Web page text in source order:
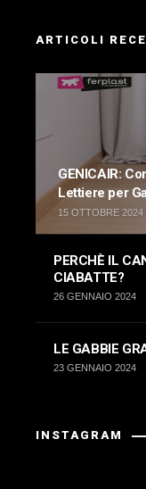
ARTICOLI
GENICAIR:
Lettiere per
15 OTTOBRE 2024
PERCHÈ IL
CIABATTE?
26 GENNAIO 2024
LE GABBIE
23 GENNAIO 2024
INSTAGRAM